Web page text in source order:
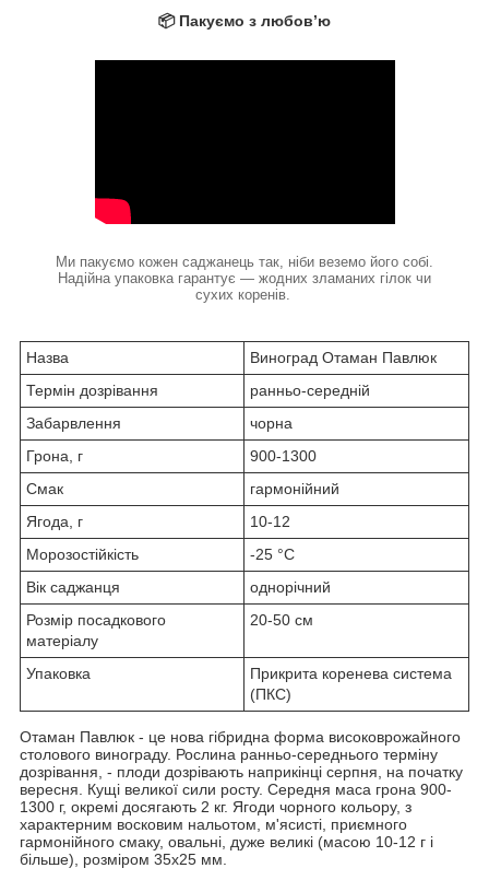
📦 Пакуємо з любов’ю
Ми пакуємо кожен саджанець так, ніби веземо його собі.
Надійна упаковка гарантує — жодних зламаних гілок чи
сухих коренів.
Назва
Виноград Отаман Павлюк
Термін дозрівання
ранньо-середній
Забарвлення
чорна
Грона, г
900-1300
Смак
гармонійний
Ягода, г
10-12
Морозостійкість
-25 °С
Вік саджанця
однорічний
Розмір посадкового
матеріалу
20-50 см
Упаковка
Прикрита коренева система
(ПКС)
Отаман Павлюк - це нова гібридна форма високоврожайного
столового винограду. Рослина ранньо-середнього терміну
дозрівання, - плоди дозрівають наприкінці серпня, на початку
вересня. Кущі великої сили росту. Середня маса грона 900-
1300 г, окремі досягають 2 кг. Ягоди чорного кольору, з
характерним восковим нальотом, м'ясисті, приємного
гармонійного смаку, овальні, дуже великі (масою 10-12 г і
більше), розміром 35х25 мм.